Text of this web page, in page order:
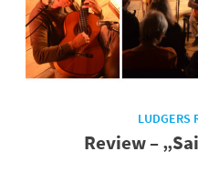
LUDGERS
Review –